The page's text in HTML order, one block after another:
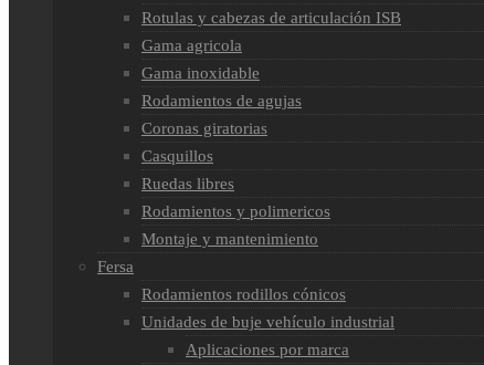
Rotulas y cabezas de articulación ISB
Gama agricola
Gama inoxidable
Rodamientos de agujas
Coronas giratorias
Casquillos
Ruedas libres
Rodamientos y polimericos
Montaje y mantenimiento
Fersa
Rodamientos rodillos cónicos
Unidades de buje vehículo industrial
Aplicaciones por marca